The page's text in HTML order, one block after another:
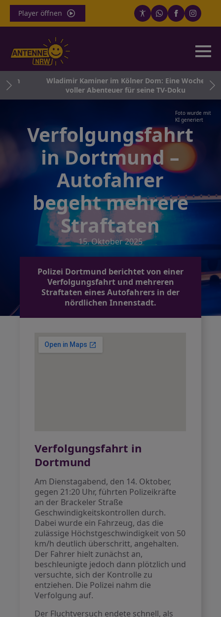
Player öffnen
Wladimir Kaminer im Kölner Dom: Eine Woche
voller Abenteuer für seine TV-Doku
Foto wurde mit
KI generiert
Verfolgungsfahrt
in Dortmund –
Autofahrer
begeht mehrere
Straftaten
15. Oktober 2025
Polizei Dortmund berichtet von einer
Verfolgungsfahrt und mehreren
Straftaten eines Autofahrers in der
nördlichen Innenstadt.
Verfolgungsfahrt in
Dortmund
Am Dienstagabend, den 14. Oktober,
gegen 21:20 Uhr, führten Polizeikräfte
an der Brackeler Straße
Geschwindigkeitskontrollen durch.
Dabei wurde ein Fahrzeug, das die
zulässige Höchstgeschwindigkeit von 50
km/h deutlich überschritt, angehalten.
Der Fahrer hielt zunächst an,
beschleunigte jedoch dann plötzlich und
versuchte, sich der Kontrolle zu
entziehen. Die Polizei nahm die
Verfolgung auf.
Der Fluchtversuch endete schnell, als